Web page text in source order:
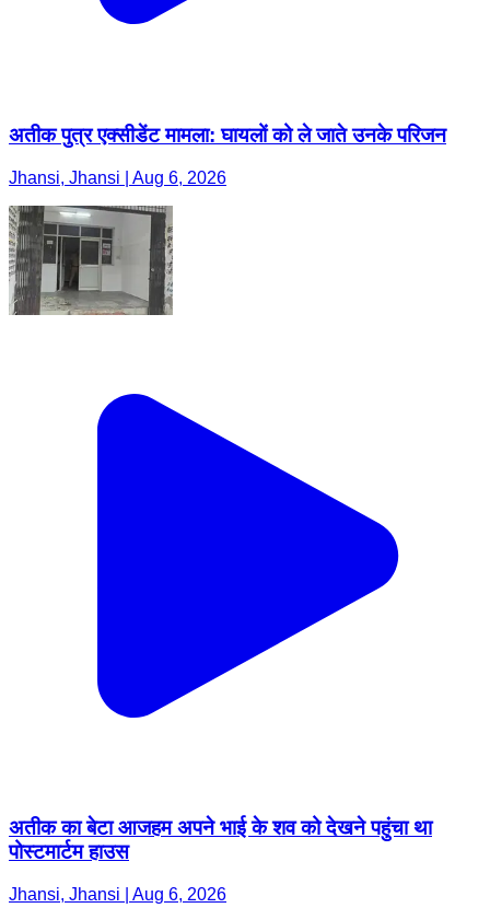
अतीक पुत्र एक्सीडेंट मामला: घायलों को ले जाते उनके परिजन
Jhansi, Jhansi | Aug 6, 2026
अतीक का बेटा आजहम अपने भाई के शव को देखने पहुंचा था
पोस्टमार्टम हाउस
Jhansi, Jhansi | Aug 6, 2026